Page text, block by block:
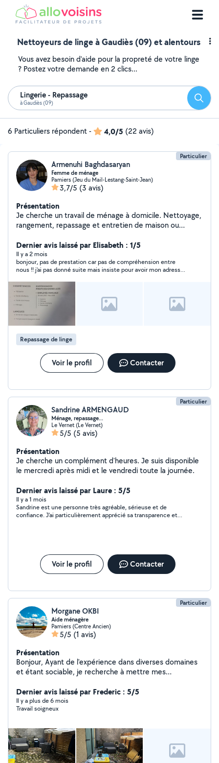
Nettoyeurs de linge à Gaudiès (09) et alentours
Vous avez besoin d'aide pour la propreté de votre linge
? Postez votre demande en 2 clics...
Lingerie - Repassage
à Gaudiès (09)
6 Particuliers répondent- 4,0/5 (22 avis)
Particulier
Armenuhi Baghdasaryan
Femme de ménage
Pamiers (Jeu du Mail-Lestang-Saint-Jean)
3,7/5 (3 avis)
Présentation
Je cherche un travail de ménage à domicile. Nettoyage,
rangement, repassage et entretien de maison ou
Dernier avis laissé par Elisabeth : 1/5
Il y a 2 mois
bonjour, pas de prestation car pas de compréhension entre
nous !! j'ai pas donné suite mais insiste pour avoir mon adresse
Repassage de linge
Voir le profil Contacter
Particulier
Sandrine ARMENGAUD
Ménage, repassage...
Le Vernet (Le Vernet)
5/5 (5 avis)
Présentation
Je cherche un complément d'heures. Je suis disponible
le mercredi après midi et le vendredi toute la journée.
Dernier avis laissé par Laure : 5/5
Il y a 1 mois
Sandrine est une personne très agréable, sérieuse et de
confiance. J'ai particulièrement apprécié sa transparence et
de la rencontrer un jour.
Voir le profil Contacter
Particulier
Morgane OKBI
Aide ménagère
Pamiers (Centre Ancien)
5/5 (1 avis)
Présentation
Bonjour, Ayant de l'expérience dans diverses domaines
et étant sociable, je recherche à mettre mes
Dernier avis laissé par Frederic : 5/5
Il y a plus de 6 mois
Travail soigneux